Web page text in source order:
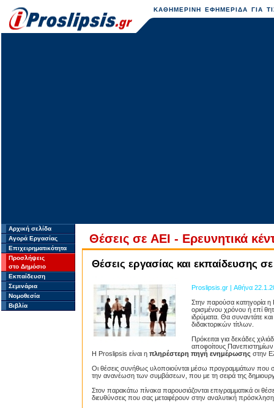
ΚΑΘΗΜΕΡΙΝΗ ΕΦΗΜΕΡΙΔΑ ΓΙΑ
Αρχική σελίδα
Αγορά Εργασίας
Επιχειρηματικότητα
Προσλήψεις
στο Δημόσιο
Εκπαίδευση
Σεμινάρια
Νομοθεσία
Βιβλία
Θέσεις σε ΑΕΙ - Ερευνητικά
Θέσεις εργασίας και εκπαίδευσης
Proslipsis.gr | Αθήνα
Στην παρούσα κατηγορία η
ορισμένου χρόνου ή επί
ιδρύματα. Θα συναντάτε
διδακτορικών τίτλων.
Πρόκειται για δεκάδες
αποφοίτους Πανεπιστημίων
Η Proslipsis είναι η πληρέστερη πηγή ενημέρωσης στην
Οι θέσεις συνήθως υλοποιούνται μέσω προγραμμάτων που
την ανανέωση των συμβάσεων, που με τη σειρά της
Στον παρακάτω πίνακα παρουσιάζονται επιγραμματικά οι
διευθύνσεις που σας μεταφέρουν στην αναλυτική